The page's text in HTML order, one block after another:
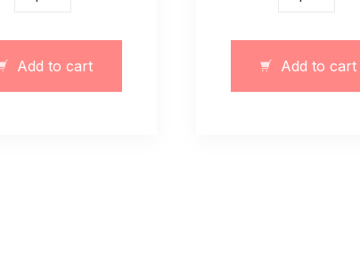
zamkiem
błyskawicznym
Add to cart
paskami
mleczny
Add to cart